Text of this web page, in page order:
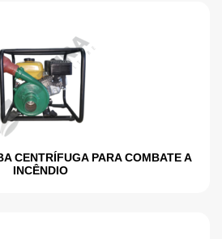
CENTRÍFUGA PARA COMBATE A
INCÊNDIO